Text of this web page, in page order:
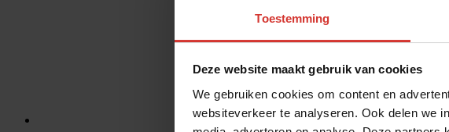
Toestemming
Deze website maakt gebruik van cookies
We gebruiken cookies om content en
websiteverkeer te analyseren. Ook delen we